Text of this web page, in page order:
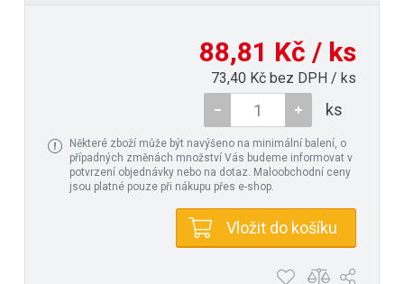
88,81 Kč / ks
73,40 Kč bez DPH / ks
ks
Některé zboží může být navýšeno na minimální balení, o
případných změnách množství Vás budeme informovat v
potvrzení objednávky nebo na dotaz. Maloobchodní ceny
jsou platné pouze při nákupu přes e-shop.
Vložit do košíku